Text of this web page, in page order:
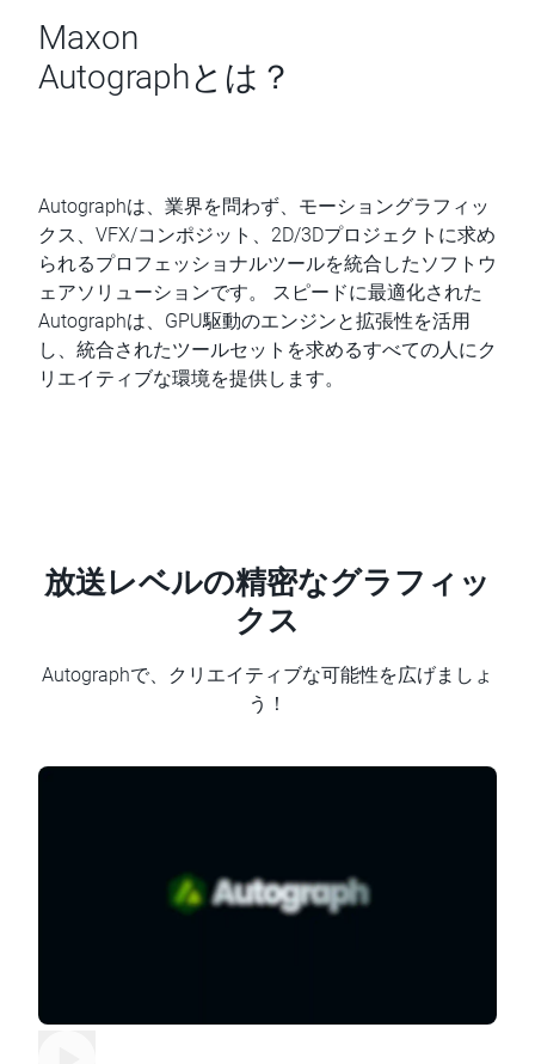
Maxon
Autographとは？
Autographは、業界を問わず、モーショングラフィッ
クス、VFX/コンポジット、2D/3Dプロジェクトに求め
られるプロフェッショナルツールを統合したソフトウ
ェアソリューションです。 スピードに最適化された
Autographは、GPU駆動のエンジンと拡張性を活用
し、統合されたツールセットを求めるすべての人にク
リエイティブな環境を提供します。
放送レベルの精密なグラフィッ
クス
Autographで、クリエイティブな可能性を広げましょ
う！